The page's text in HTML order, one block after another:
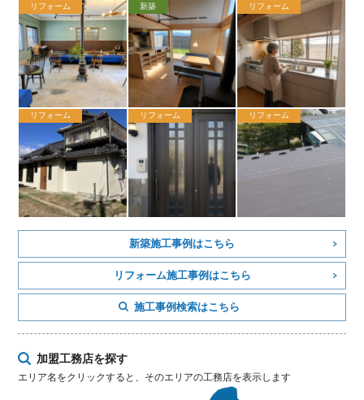
リフォーム 新築 リフォーム
リフォーム リフォーム リフォーム
新築施工事例はこちら
リフォーム施工事例はこちら
施工事例検索はこちら
加盟工務店を探す
エリア名をクリックすると、そのエリアの工務店を表示します